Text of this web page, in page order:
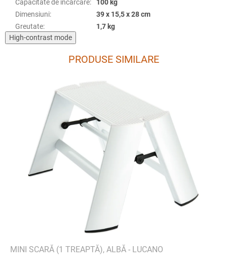
Capacitate de încărcare:
100 kg
Dimensiuni:
39 x 15,5 x 28 cm
Greutate:
1,7 kg
High-contrast mode
PRODUSE SIMILARE
MINI SCARĂ (1 TREAPTĂ), ALBĂ - LUCANO